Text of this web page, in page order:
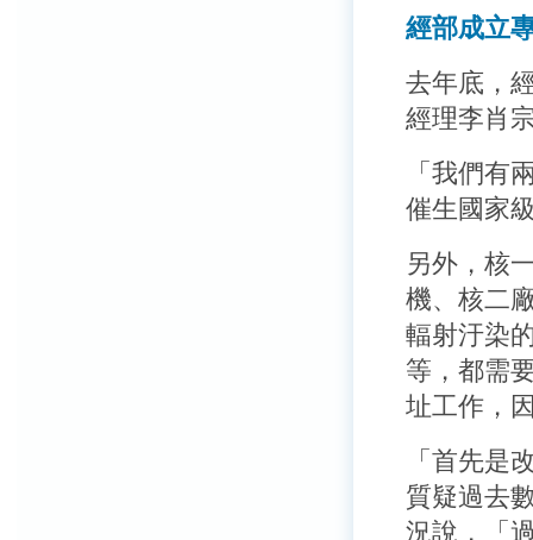
經部成立
去年底，
經理李肖
「我們有
催生國家
另外，核
機、核二
輻射汙染
等，都需
址工作，
「首先是
質疑過去
況說，「